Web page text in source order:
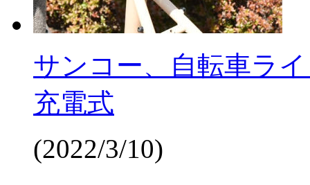
サンコー、自転車ラ
充電式
(2022/3/10)